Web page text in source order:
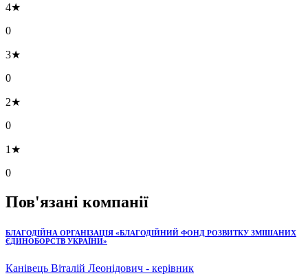
4★
0
3★
0
2★
0
1★
0
Пов'язані компанії
БЛАГОДІЙНА ОРГАНІЗАЦІЯ «БЛАГОДІЙНИЙ ФОНД РОЗВИТКУ ЗМІШАНИХ
ЄДИНОБОРСТВ УКРАЇНИ»
Канівець Віталій Леонідович - керівник